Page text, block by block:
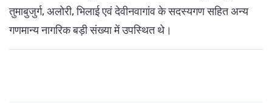
तुमाबुजुर्ग, अलोरी, भिलाई एवं देवीनवागांव के सदस्यगण सहित अन्य
गणमान्य नागरिक बड़ी संख्या में उपस्थित थे।